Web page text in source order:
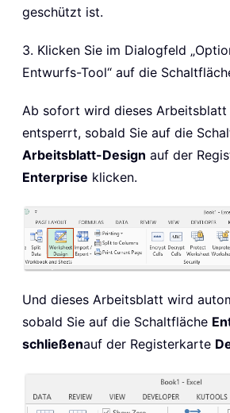
geschützt ist.
3. Klicken Sie im Dialogfeld
Entwurfs-Tool“ auf die
Ab sofort wird dieses Arbeitsblatt
entsperrt, sobald Sie auf die
Arbeitsblatt-Design auf der
Enterprise klicken.
Und dieses Arbeitsblatt wird
sobald Sie auf die Schaltfläche
schließenauf der Registerkarte